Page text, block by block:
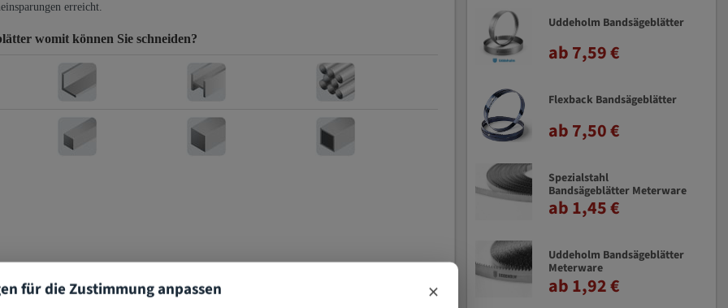
erreicht.
womit können Sie schneiden?
Uddeholm Bandsägeblätter
ab 7,59 €
Flexback Bandsägeblätter
ab 7,50 €
Spezialstahl
Bandsägeblätter Meterware
ab 1,45 €
Uddeholm Bandsägeblätter
Meterware
ab 1,92 €
für die Zustimmung anpassen ×